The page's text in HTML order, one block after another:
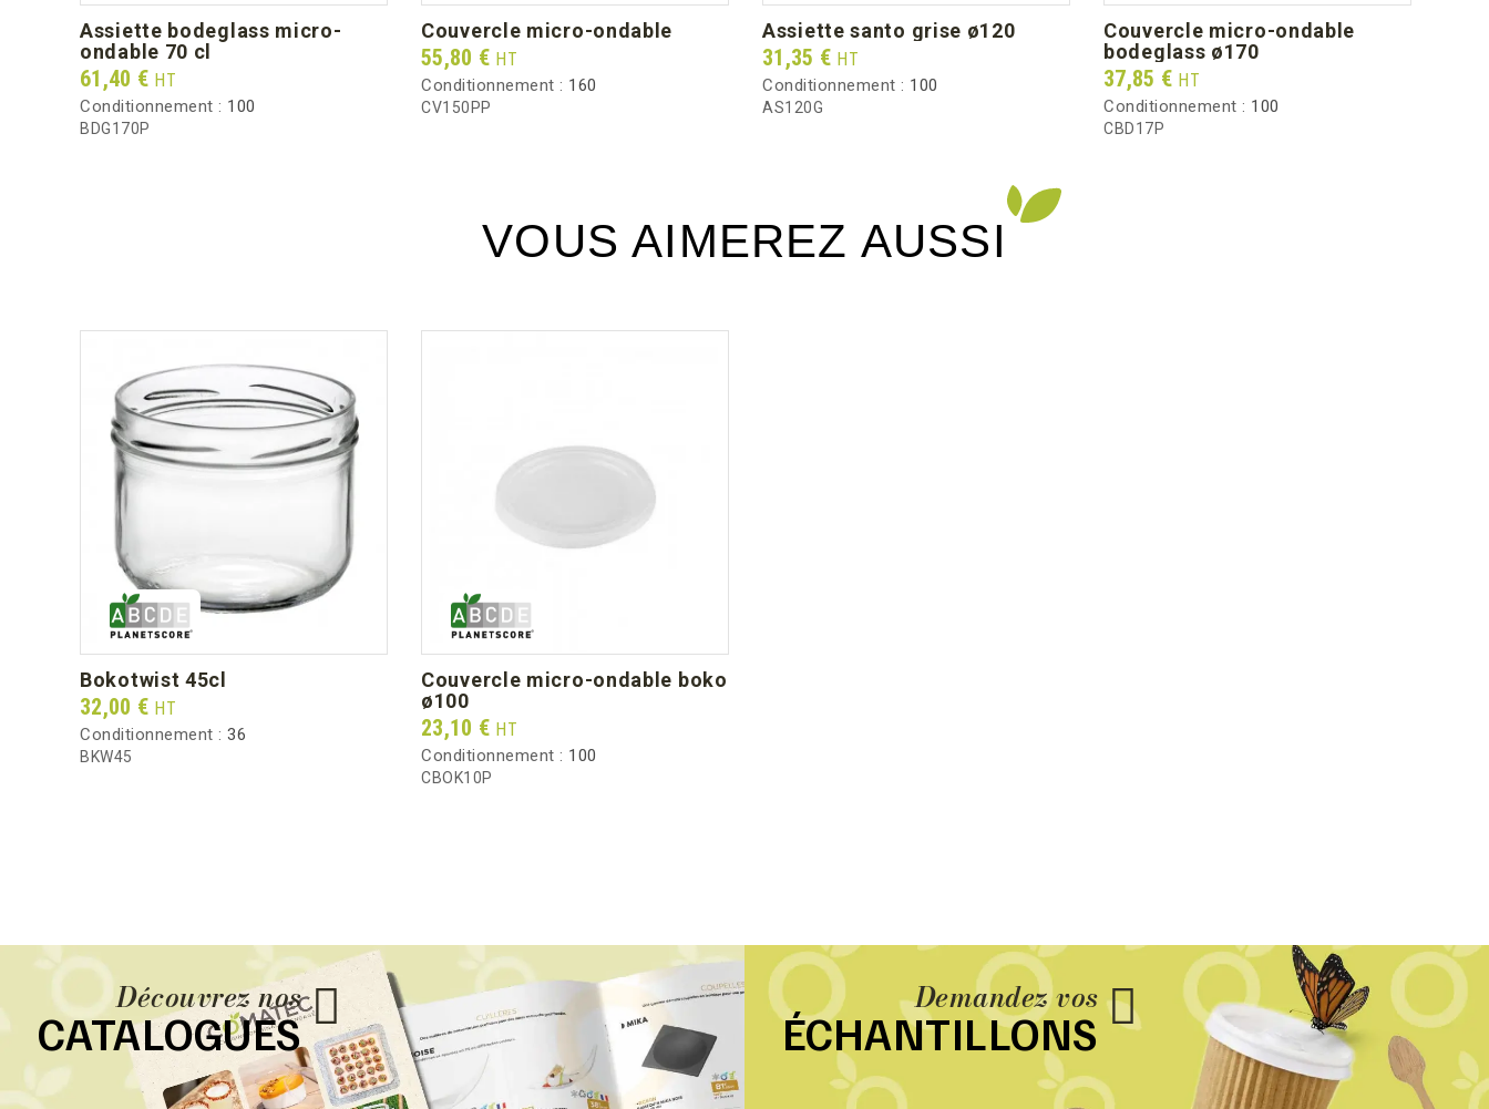
assiette bodeglass micro-
ondable 70 cl
Prix
61,40 € HT
Conditionnement : 100
BDG170P
couvercle micro-ondable
Prix
55,80 € HT
Conditionnement : 160
CV150PP
assiette santo grise ø120
Prix
31,35 € HT
Conditionnement : 100
AS120G
couvercle micro-ondable
bodeglass ø170
Prix
37,85 € HT
Conditionnement : 100
CBD17P
VOUS AIMEREZ AUSSI
bokotwist 45cl
Prix
32,00 € HT
Conditionnement : 36
BKW45
couvercle micro-ondable boko
ø100
Prix
23,10 € HT
Conditionnement : 100
CBOK10P
Découvrez nos
CATALOGUES
Demandez vos
ÉCHANTILLONS